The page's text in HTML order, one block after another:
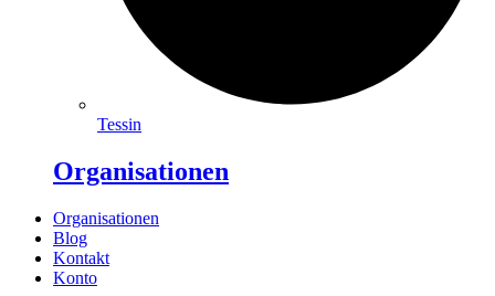
Tessin
Organisationen
Organisationen
Blog
Kontakt
Konto